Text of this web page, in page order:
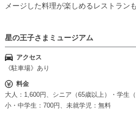
メージした料理が楽しめるレストラン
星の王子さまミュージアム
アクセス
《駐車場》あり
料金
大人：1,600円、シニア（65歳以上）・学生
小・中学生：700円、未就学児：無料